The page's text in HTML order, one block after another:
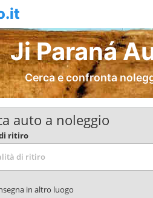
Ji Paraná
Cerca e confronta
auto a noleggio
ritiro
in altro luogo